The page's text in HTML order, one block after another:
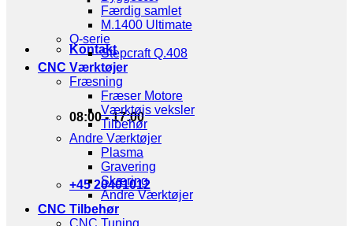
Kontakt
08:00 - 17:00
+45 20401012
Færdig samlet
M.1400 Ultimate
Q-serie
Stepcraft Q.408
CNC Værktøjer
Fræsning
Fræser Motore
Værktøjs veksler
Tilbehør
Andre Værktøjer
Plasma
Gravering
Skæring
Andre Værktøjer
CNC Tilbehør
CNC Tuning